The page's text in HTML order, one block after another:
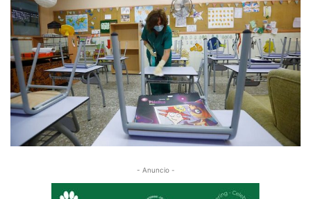
- Anuncio -